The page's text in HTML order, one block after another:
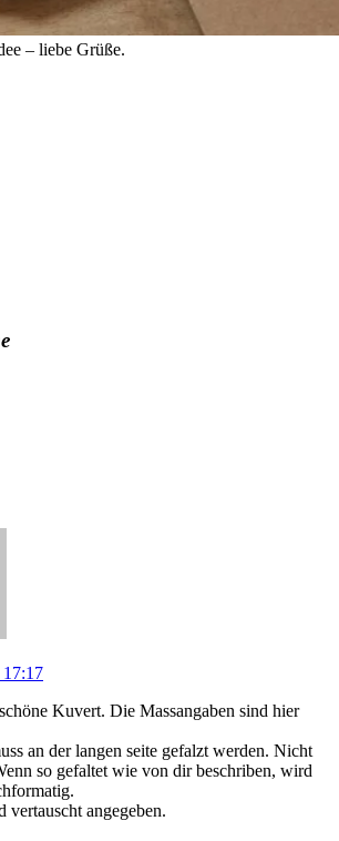
– liebe Grüße.
17:17
Kuvert. Die Massangaben sind hier
an der langen seite gefalzt werden. Nicht
so gefaltet wie von dir beschriben, wird
vertauscht angegeben.